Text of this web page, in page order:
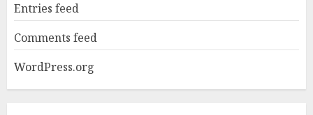
Entries feed
Comments feed
WordPress.org